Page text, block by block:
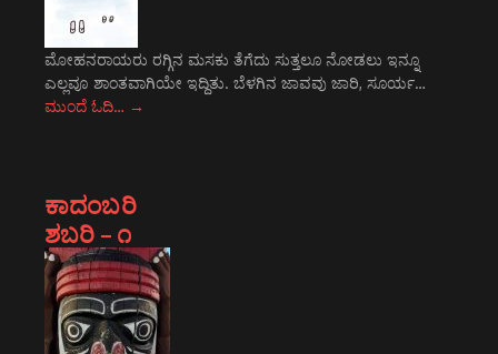
ಮೋಹನರಾಯರು ರಗ್ಗಿನ ಮಸಕು ತೆಗೆದು ಸುತ್ತಲೂ ನೋಡಲು ಇನ್ನೂ
ಎಲ್ಲವೂ ಶಾಂತವಾಗಿಯೇ ಇದ್ದಿತು. ಬೆಳಗಿನ ಜಾವವು ಜಾರಿ, ಸೂರ್ಯ…
ಮುಂದೆ ಓದಿ… →
ಕಾದಂಬರಿ
ಶಬರಿ – ೧